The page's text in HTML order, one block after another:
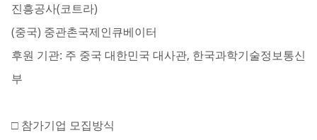
진흥공사(코트라)
(중국) 중관촌국제인큐베이터
후원 기관: 주 중국 대한민국 대사관, 한국과학기술정보통신
부
□ 참가기업 모집방식